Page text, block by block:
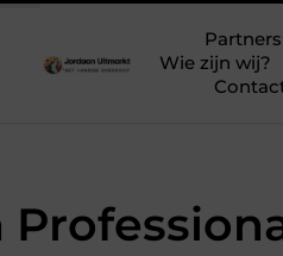
Partners
Wie zijn wij?